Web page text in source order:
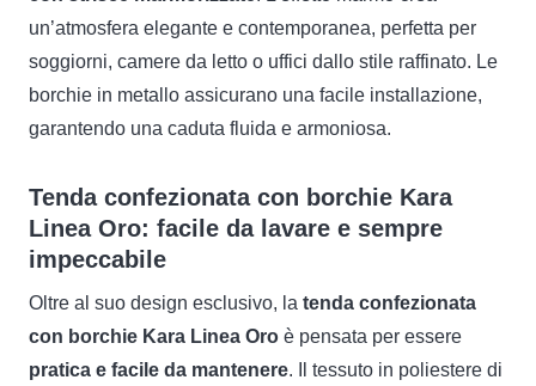
un’atmosfera elegante e contemporanea, perfetta per
soggiorni, camere da letto o uffici dallo stile raffinato. Le
borchie in metallo assicurano una facile installazione,
garantendo una caduta fluida e armoniosa.
Tenda confezionata con borchie Kara
Linea Oro: facile da lavare e sempre
impeccabile
Oltre al suo design esclusivo, la tenda confezionata
con borchie Kara Linea Oro è pensata per essere
pratica e facile da mantenere. Il tessuto in poliestere di